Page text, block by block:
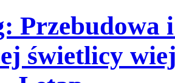
Przebudowa
świetlicy